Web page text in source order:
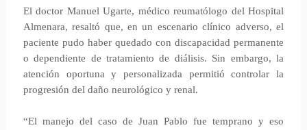
El doctor Manuel Ugarte, médico reumatólogo del Hospital
Almenara, resaltó que, en un escenario clínico adverso, el
paciente pudo haber quedado con discapacidad permanente
o dependiente de tratamiento de diálisis. Sin embargo, la
atención oportuna y personalizada permitió controlar la
progresión del daño neurológico y renal.
“El manejo del caso de Juan Pablo fue temprano y eso